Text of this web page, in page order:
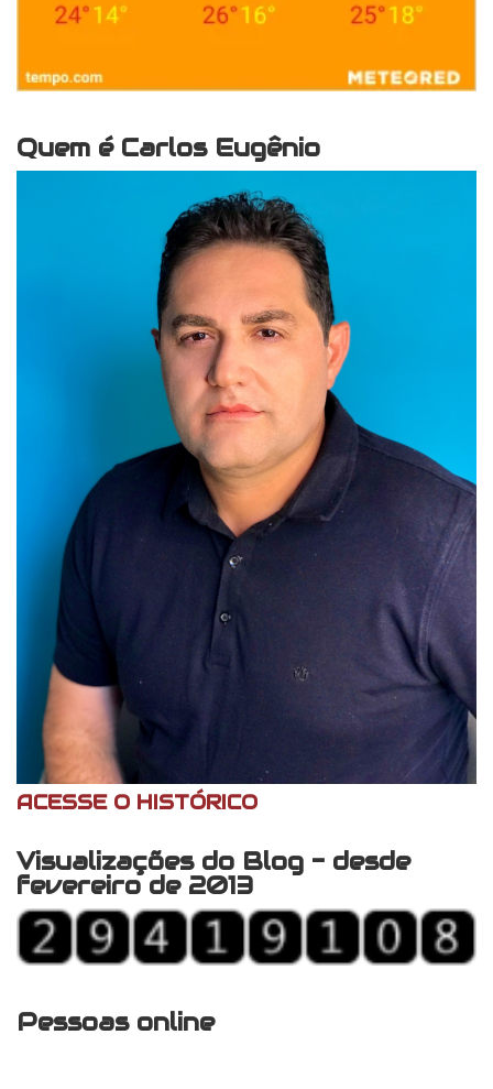
Quem é Carlos Eugênio
ACESSE O HISTÓRICO
Visualizações do Blog - desde
fevereiro de 2013
Pessoas online